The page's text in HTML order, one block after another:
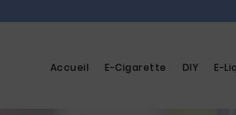
Accueil E-Cigarette DIY E-